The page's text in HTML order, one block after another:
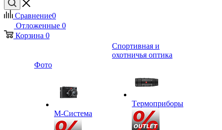
Сравнение0
Отложенные 0
Корзина 0
Фото
M-Система
Спортивная и
охотничья оптика
Tермоприборы